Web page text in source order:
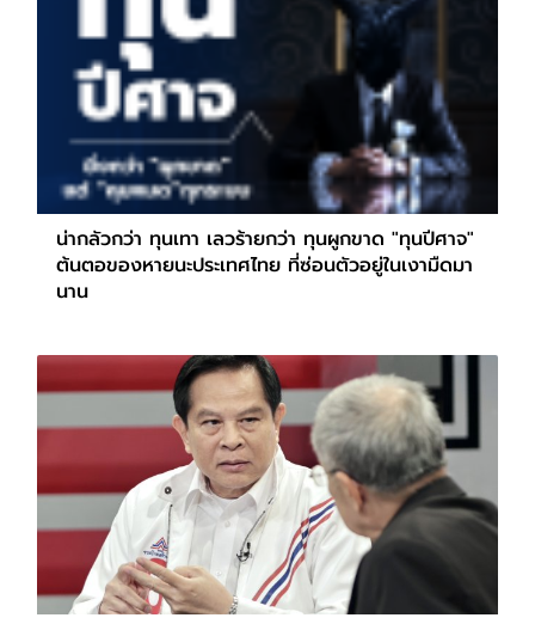
น่ากลัวกว่า ทุนเทา เลวร้ายกว่า ทุนผูกขาด "ทุนปีศาจ"
ต้นตอของหายนะประเทศไทย ที่ซ่อนตัวอยู่ในเงามืดมา
นาน